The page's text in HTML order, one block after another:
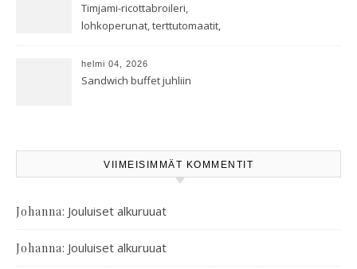
Timjami-ricottabroileri,
lohkoperunat, terttutomaatit,
salaatti
helmi 04, 2026
Sandwich buffet juhliin
VIIMEISIMMÄT KOMMENTIT
Johanna: Jouluiset alkuruuat
Johanna: Jouluiset alkuruuat